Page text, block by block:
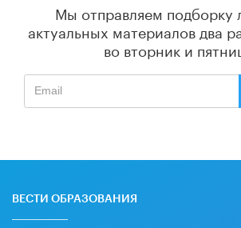
Мы отправляем подборку
актуальных материалов два
во вторник и
ВЕСТИ ОБРАЗОВАНИЯ